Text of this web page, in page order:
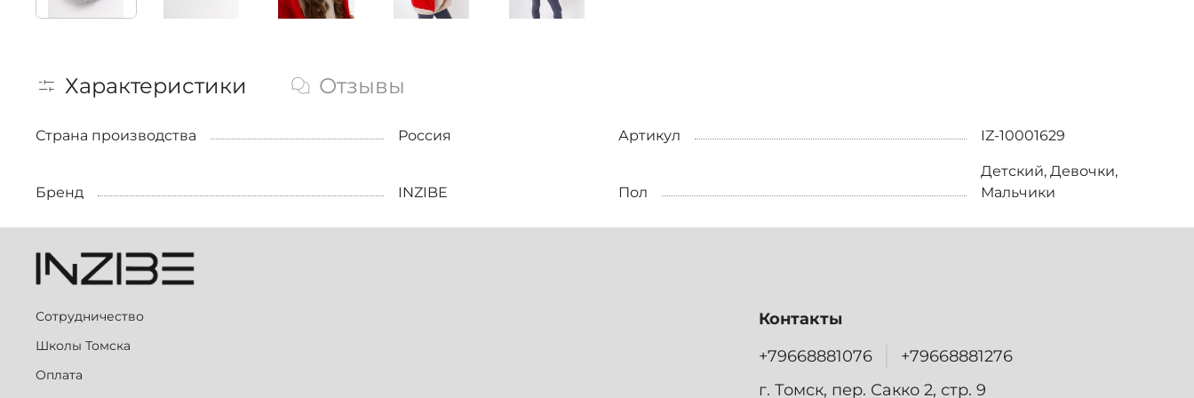
Характеристики Отзывы
Страна производства Россия Артикул IZ-10001629
Бренд INZIBE Пол
Детский, Девочки,
Мальчики
Сотрудничество
Школы Томска
Оплата
Контакты
+79668881076
+79668881276
г. Томск, пер. Сакко 2, стр. 9